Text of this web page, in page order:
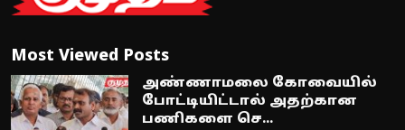
Most Viewed Posts
அண்ணாமலை கோவையில்
போட்டியிட்டால் அதற்கான
பணிகளை செ...